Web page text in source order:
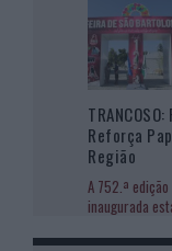
Reforça
Região
A 752.ª
inaugurada